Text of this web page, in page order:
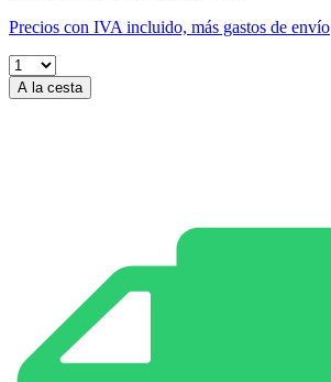
Precios con IVA incluido, más gastos de envío
A la cesta